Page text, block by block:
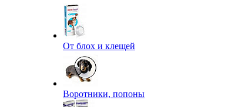
От блох и клещей
Воротники, попоны